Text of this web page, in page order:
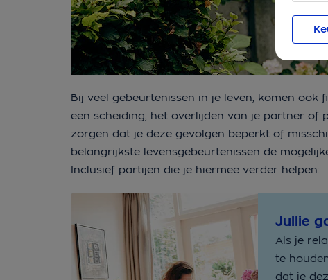
Bij veel gebeurtenissen in je leven, komen ook
een scheiding, het overlijden van je partner of
zorgen dat je deze gevolgen beperkt of
belangrijkste levensgebeurtenissen de
Inclusief partijen die je hiermee verder helpen:
Jullie
Als je
te
dat je